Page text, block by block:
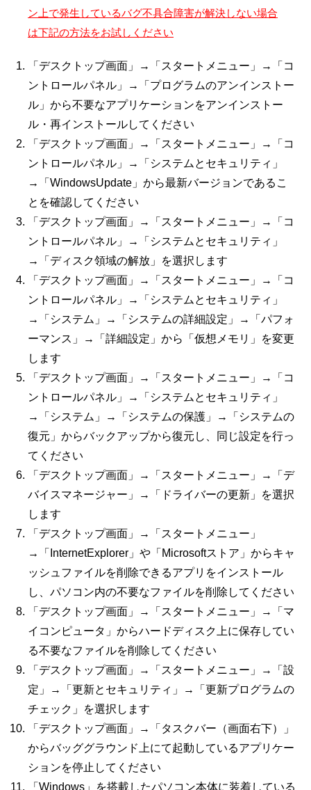
ン上で発生しているバグ不具合障害が解決しない場合
は下記の方法をお試しください
「デスクトップ画面」→「スタートメニュー」→「コ
ントロールパネル」→「プログラムのアンインストー
ル」から不要なアプリケーションをアンインストー
ル・再インストールしてください
「デスクトップ画面」→「スタートメニュー」→「コ
ントロールパネル」→「システムとセキュリティ」
→「WindowsUpdate」から最新バージョンであるこ
とを確認してください
「デスクトップ画面」→「スタートメニュー」→「コ
ントロールパネル」→「システムとセキュリティ」
→「ディスク領域の解放」を選択します
「デスクトップ画面」→「スタートメニュー」→「コ
ントロールパネル」→「システムとセキュリティ」
→「システム」→「システムの詳細設定」→「パフォ
ーマンス」→「詳細設定」から「仮想メモリ」を変更
します
「デスクトップ画面」→「スタートメニュー」→「コ
ントロールパネル」→「システムとセキュリティ」
→「システム」→「システムの保護」→「システムの
復元」からバックアップから復元し、同じ設定を行っ
てください
「デスクトップ画面」→「スタートメニュー」→「デ
バイスマネージャー」→「ドライバーの更新」を選択
します
「デスクトップ画面」→「スタートメニュー」
→「
InternetExplorer 」や「 Microsoftストア」からキャ
ッシュファイルを削除できるアプリをインストール
し、パソコン内の不要なファイルを削除してください
「デスクトップ画面」→「スタートメニュー」→「マ
イコンピュータ」からハードディスク上に保存してい
る不要なファイルを削除してください
「デスクトップ画面」→「スタートメニュー」→「設
定」→「更新とセキュリティ」→「更新プログラムの
チェック」を選択します
「デスクトップ画面」→「タスクバー（画面右下）」
からバッググラウンド上にて起動しているアプリケー
ションを停止してください
「Windows」を搭載したパソコン本体に装着している